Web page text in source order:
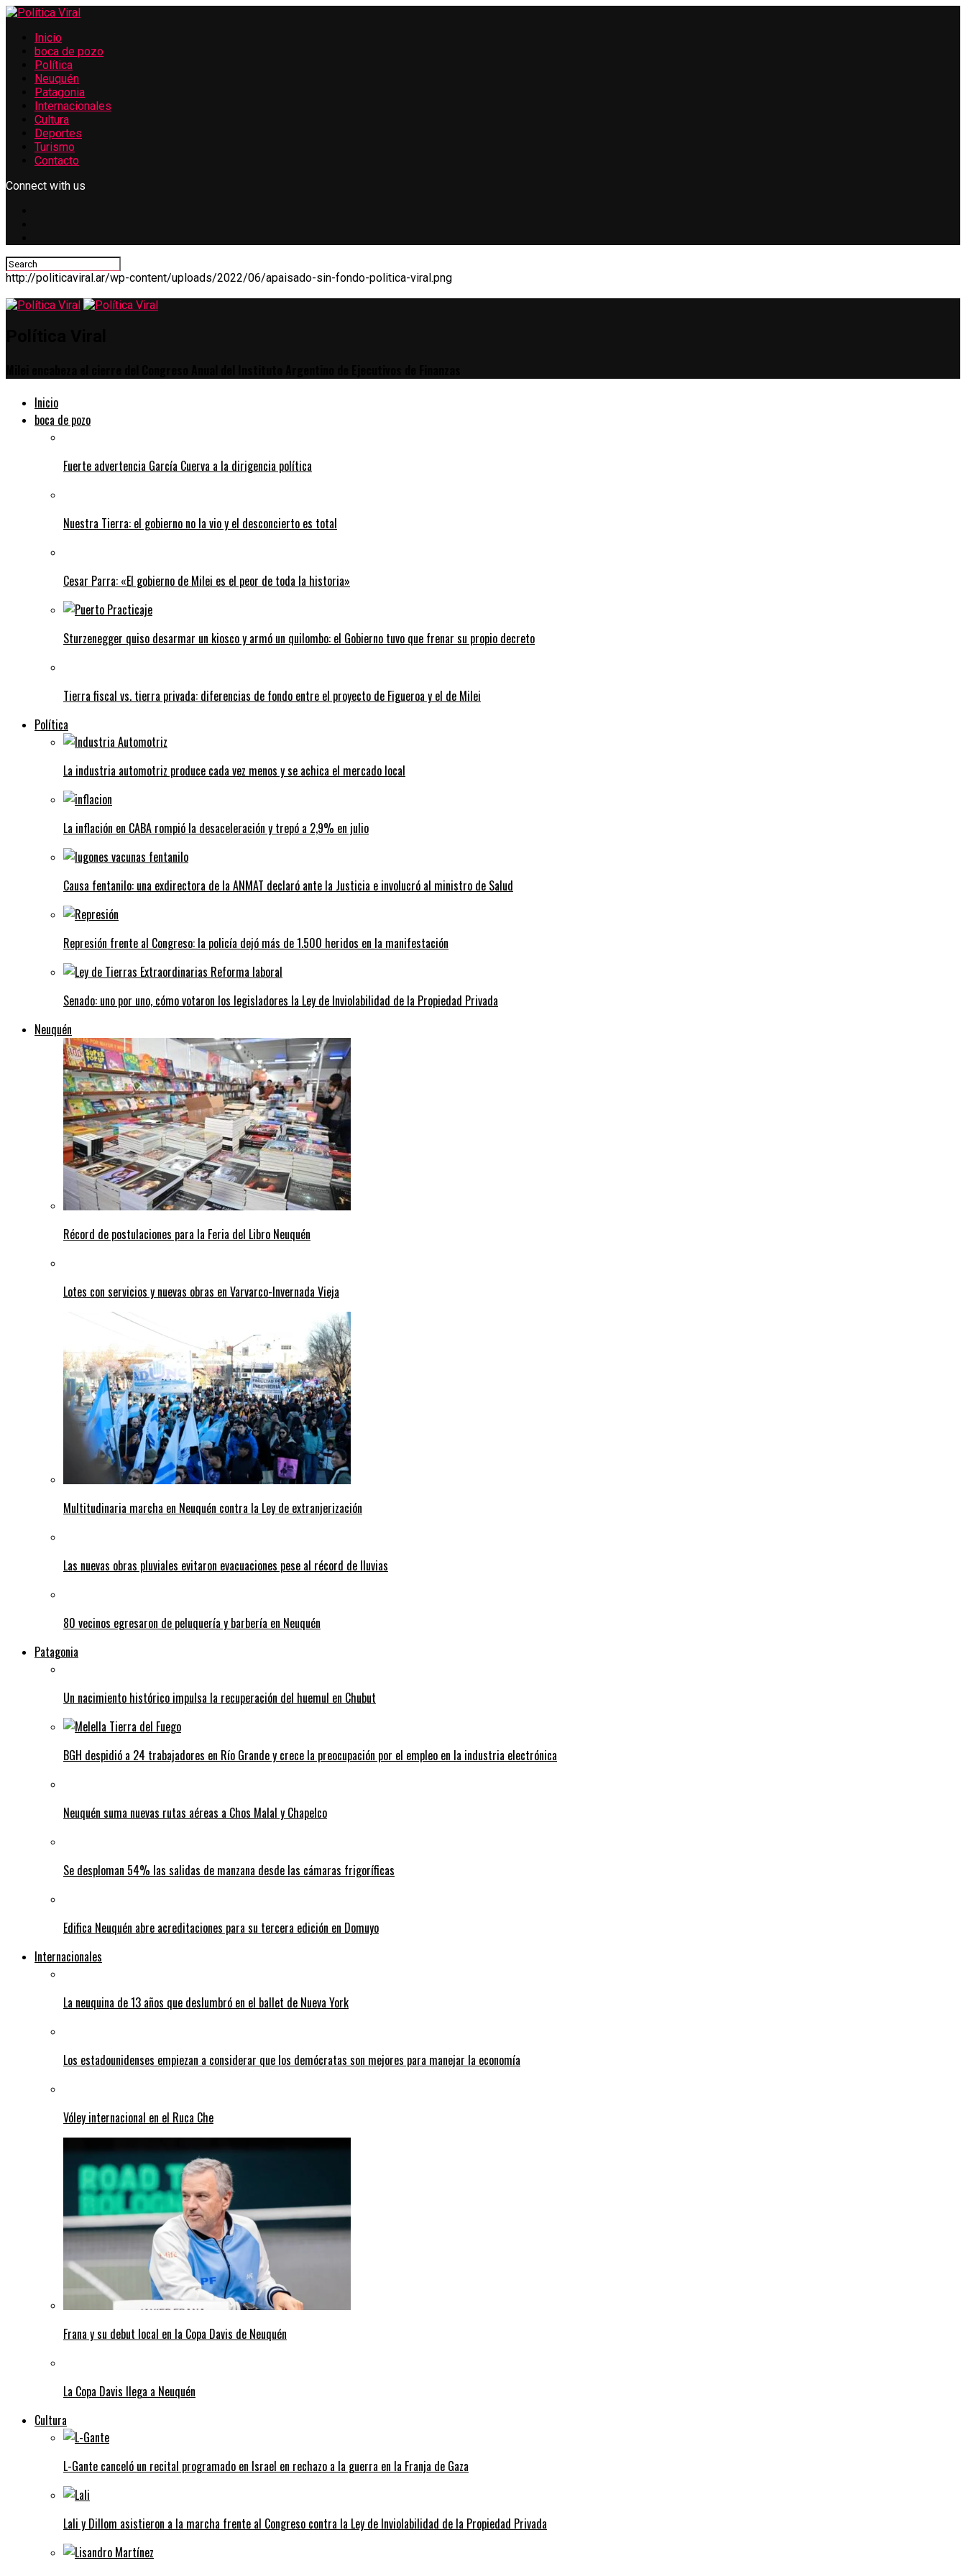
Inicio
boca de pozo
Política
Neuquén
Patagonia
Internacionales
Cultura
Deportes
Turismo
Contacto
Connect with us
http://politicaviral.ar/wp-content/uploads/2022/06/apaisado-sin-fondo-politica-viral.png
Inicio
boca de pozo
Fuerte advertencia García Cuerva a la dirigencia política
Nuestra Tierra: el gobierno no la vio y el desconcierto es total
Cesar Parra: «El gobierno de Milei es el peor de toda la historia»
Sturzenegger quiso desarmar un kiosco y armó un quilombo: el Gobierno tuvo que frenar su propio decreto
Tierra fiscal vs. tierra privada: diferencias de fondo entre el proyecto de Figueroa y el de Milei
Política
La industria automotriz produce cada vez menos y se achica el mercado local
La inflación en CABA rompió la desaceleración y trepó a 2,9% en julio
Causa fentanilo: una exdirectora de la ANMAT declaró ante la Justicia e involucró al ministro de Salud
Represión frente al Congreso: la policía dejó más de 1.500 heridos en la manifestación
Senado: uno por uno, cómo votaron los legisladores la Ley de Inviolabilidad de la Propiedad Privada
Neuquén
Récord de postulaciones para la Feria del Libro Neuquén
Lotes con servicios y nuevas obras en Varvarco-Invernada Vieja
Multitudinaria marcha en Neuquén contra la Ley de extranjerización
Las nuevas obras pluviales evitaron evacuaciones pese al récord de lluvias
80 vecinos egresaron de peluquería y barbería en Neuquén
Patagonia
Un nacimiento histórico impulsa la recuperación del huemul en Chubut
BGH despidió a 24 trabajadores en Río Grande y crece la preocupación por el empleo en la industria electrónica
Neuquén suma nuevas rutas aéreas a Chos Malal y Chapelco
Se desploman 54% las salidas de manzana desde las cámaras frigoríficas
Edifica Neuquén abre acreditaciones para su tercera edición en Domuyo
Internacionales
La neuquina de 13 años que deslumbró en el ballet de Nueva York
Los estadounidenses empiezan a considerar que los demócratas son mejores para manejar la economía
Vóley internacional en el Ruca Che
Frana y su debut local en la Copa Davis de Neuquén
La Copa Davis llega a Neuquén
Cultura
L-Gante canceló un recital programado en Israel en rechazo a la guerra en la Franja de Gaza
Lali y Dillom asistieron a la marcha frente al Congreso contra la Ley de Inviolabilidad de la Propiedad Privada